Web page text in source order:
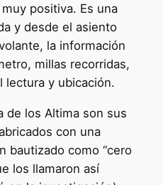
positiva. Es una
y desde el asiento
la información
millas recorridas,
lectura y ubicación.
de los Altima son sus
con una
bautizado como “cero
los llamaron así